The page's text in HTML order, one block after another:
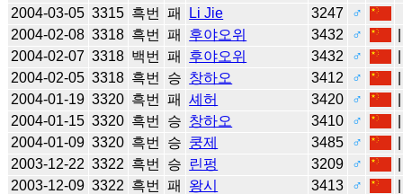
2004-03-05 3315 흑번 패 Li Jie 3247
♂
2004-02-08 3318 흑번 패 후야오위 3432 ♂
2004-02-07 3318 백번 패 후야오위 3432 ♂
2004-02-05 3318 흑번 승 창하오 3412 ♂
2004-01-19 3320 흑번 패 셰허 3420 ♂
2004-01-15 3320 흑번 승 창하오 3410 ♂
2004-01-09 3320 흑번 승 쿵제 3485 ♂
2003-12-22 3322 흑번 승 린펑 3209 ♂
2003-12-09 3322 흑번 패 왕시 3413 ♂